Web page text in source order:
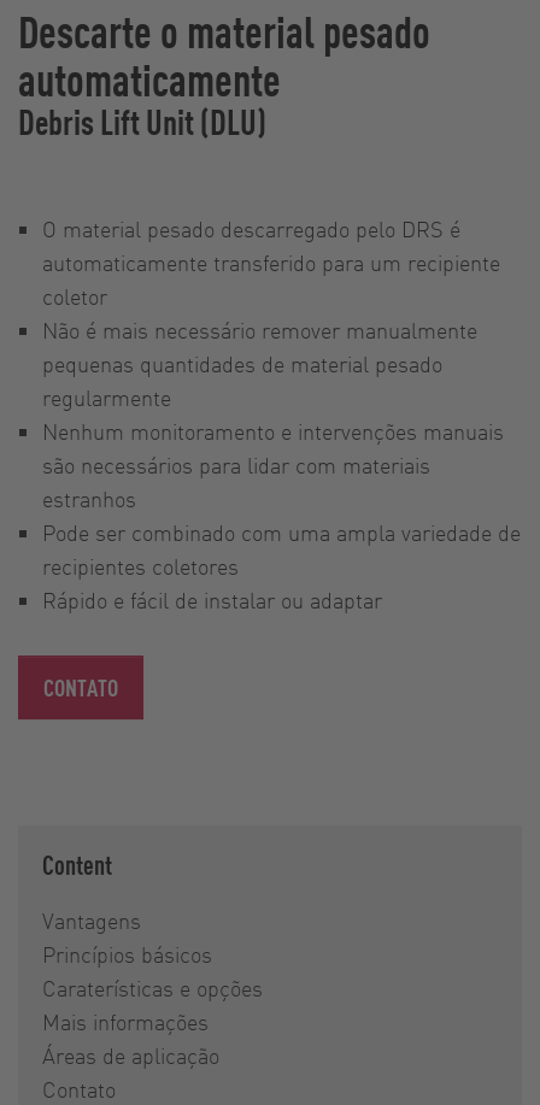
Descarte o material pesado
automaticamente
Debris Lift Unit (DLU)
O material pesado descarregado pelo DRS é
automaticamente transferido para um recipiente
coletor
Não é mais necessário remover manualmente
pequenas quantidades de material pesado
regularmente
Nenhum monitoramento e intervenções manuais
são necessários para lidar com materiais
estranhos
Pode ser combinado com uma ampla variedade de
recipientes coletores
Rápido e fácil de instalar ou adaptar
CONTATO
Content
Vantagens
Princípios básicos
Caraterísticas e opções
Mais informações
Áreas de aplicação
Contato